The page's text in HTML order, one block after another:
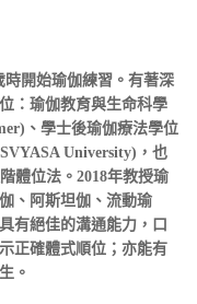
開始瑜伽練習。有著深
：瑜伽教育與生命科學
、學士後瑜伽療法學位
University)，也
體位法。2018年教授瑜
、阿斯坦伽、流動瑜
有絕佳的溝通能力，口
正確體式順位；亦能有
。